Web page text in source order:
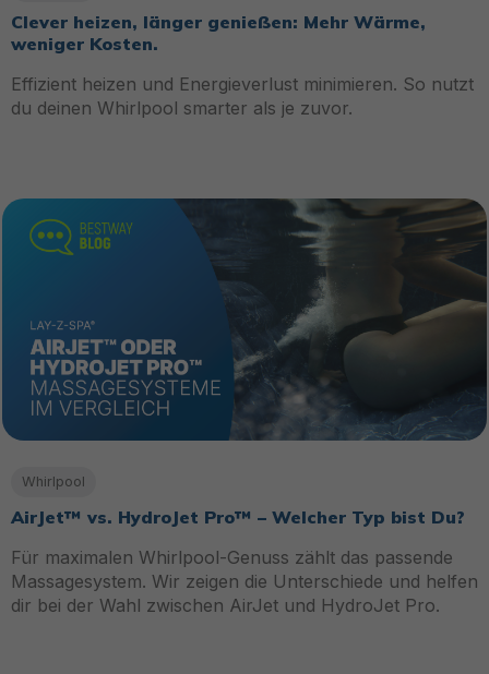
Clever heizen, länger genießen: Mehr Wärme,
weniger Kosten.
Effizient heizen und Energieverlust minimieren. So nutzt
du deinen Whirlpool smarter als je zuvor.
Whirlpool
AirJet™ vs. HydroJet Pro™ – Welcher Typ bist Du?
Für maximalen Whirlpool-Genuss zählt das passende
Massagesystem. Wir zeigen die Unterschiede und helfen
dir bei der Wahl zwischen AirJet und HydroJet Pro.